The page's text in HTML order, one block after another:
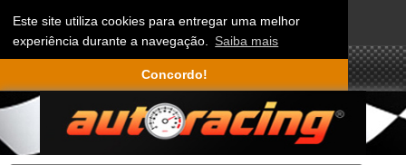
Este site utiliza cookies para entregar uma melhor
experiência durante a navegação. Saiba mais
Concordo!